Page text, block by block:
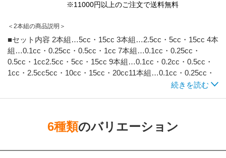
※11000円以上のご注文で送料無料
＜2本組の商品説明＞
■セット内容 2本組…5cc・15cc 3本組…2.5cc・5cc・15cc 4本
組…0.1cc・0.25cc・0.5cc・1cc 7本組…0.1cc・0.25cc・
0.5cc・1cc2.5cc・5cc・15cc 9本組…0.1cc・0.2cc・0.5cc・
1cc・2.5cc5cc・10cc・15cc・20cc11本組…0.1cc・0.25cc・
0.5cc・1cc・2.5cc 5cc・10cc・15cc・20cc・25cc・30cc
続きを読む
6種類のバリエーション